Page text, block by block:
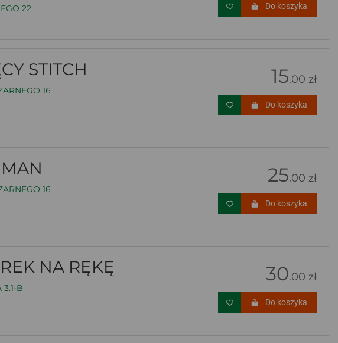
22
Do koszyka
STITCH
16
15.00 zł
Do koszyka
16
25.00 zł
Do koszyka
NA RĘKĘ
3.1-B
30.00 zł
Do koszyka